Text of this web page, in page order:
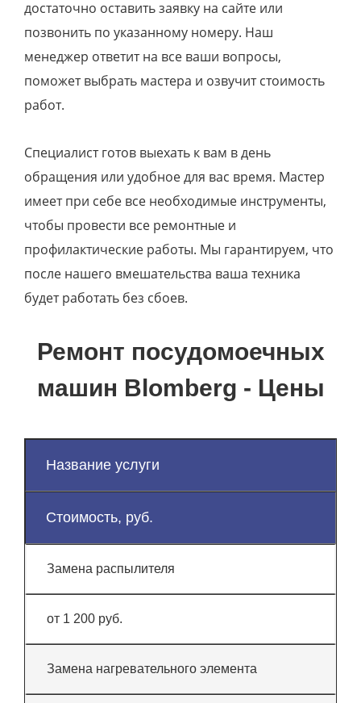
достаточно оставить заявку на сайте или
позвонить по указанному номеру. Наш
менеджер ответит на все ваши вопросы,
поможет выбрать мастера и озвучит стоимость
работ.
Специалист готов выехать к вам в день
обращения или удобное для вас время. Мастер
имеет при себе все необходимые инструменты,
чтобы провести все ремонтные и
профилактические работы. Мы гарантируем, что
после нашего вмешательства ваша техника
будет работать без сбоев.
Ремонт посудомоечных
машин Blomberg - Цены
Название услуги
Стоимость, руб.
Замена распылителя
от 1 200 руб.
Замена нагревательного элемента